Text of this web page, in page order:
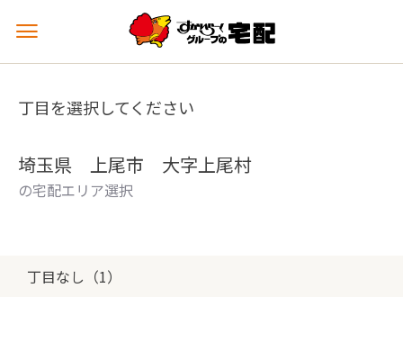
メ
ュ
を
丁目を選択してください
埼玉県 上尾市 大字上尾村
の宅配エリア選択
丁目なし（1）